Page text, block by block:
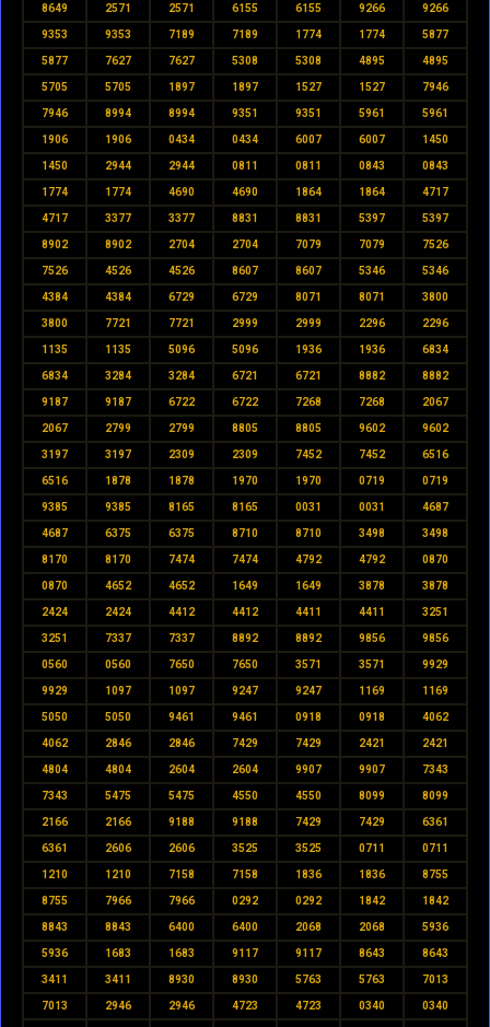
8649 2571 2571 6155 6155 9266 9266
9353 9353 7189 7189 1774 1774 5877
5877 7627 7627 5308 5308 4895 4895
5705 5705 1897 1897 1527 1527 7946
7946 8994 8994 9351 9351 5961 5961
1906 1906 0434 0434 6007 6007 1450
1450 2944 2944 0811 0811 0843 0843
1774 1774 4690 4690 1864 1864 4717
4717 3377 3377 8831 8831 5397 5397
8902 8902 2704 2704 7079 7079 7526
7526 4526 4526 8607 8607 5346 5346
4384 4384 6729 6729 8071 8071 3800
3800 7721 7721 2999 2999 2296 2296
1135 1135 5096 5096 1936 1936 6834
6834 3284 3284 6721 6721 8882 8882
9187 9187 6722 6722 7268 7268 2067
2067 2799 2799 8805 8805 9602 9602
3197 3197 2309 2309 7452 7452 6516
6516 1878 1878 1970 1970 0719 0719
9385 9385 8165 8165 0031 0031 4687
4687 6375 6375 8710 8710 3498 3498
8170 8170 7474 7474 4792 4792 0870
0870 4652 4652 1649 1649 3878 3878
2424 2424 4412 4412 4411 4411 3251
3251 7337 7337 8892 8892 9856 9856
0560 0560 7650 7650 3571 3571 9929
9929 1097 1097 9247 9247 1169 1169
5050 5050 9461 9461 0918 0918 4062
4062 2846 2846 7429 7429 2421 2421
4804 4804 2604 2604 9907 9907 7343
7343 5475 5475 4550 4550 8099 8099
2166 2166 9188 9188 7429 7429 6361
6361 2606 2606 3525 3525 0711 0711
1210 1210 7158 7158 1836 1836 8755
8755 7966 7966 0292 0292 1842 1842
8843 8843 6400 6400 2068 2068 5936
5936 1683 1683 9117 9117 8643 8643
3411 3411 8930 8930 5763 5763 7013
7013 2946 2946 4723 4723 0340 0340